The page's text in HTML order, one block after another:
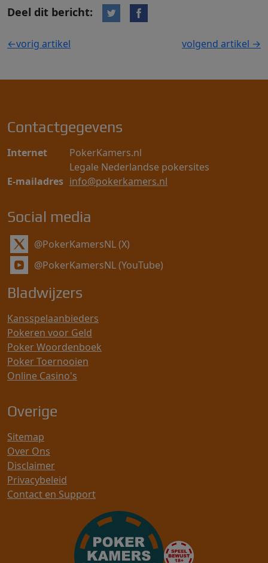
Deel dit bericht:
navigatie
←vorig artikel volgend artikel →
Contactgegevens
Internet
PokerKamers.nl
Legale Nederlandse pokersites
E-mailadres info@pokerkamers.nl
Social media
@PokerKamersNL (X)
@PokerKamersNL (YouTube)
Bladwijzers
Kansspelaanbieders
Pokeren voor Geld
Poker Woordenboek
Poker Toernooien
Online Casino's
Overige
Sitemap
Over Ons
Disclaimer
Privacybeleid
Contact en Support